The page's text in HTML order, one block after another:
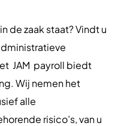
de zaak staat? Vindt u
JAM payroll biedt
Wij nemen het
alle
risico’s, van u